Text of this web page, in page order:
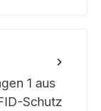
1 aus
Schutz